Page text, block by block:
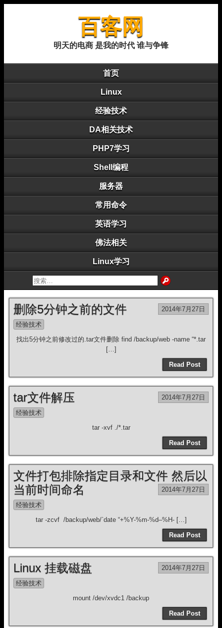
百客网
明天的电商 是我的时代 谁与争锋
首页
Linux
经验技术
DA相关技术
PHP7学习
Shell编程
服务器
常用命令
英语学习
佛法相关
Linux学习
删除5分钟之前的文件 2014年7月27日
经验技术
找出5分钟之前修改过的.tar文件删除 find /backup/web -name “*.tar
[…]
Read Post
tar文件解压 2014年7月27日
经验技术
tar -xvf ./*.tar
Read Post
文件打包排除指定目录和文件 然后以
当前时间命名
2014年7月27日
经验技术
tar -zcvf /backup/web/`date “+%Y-%m-%d–%H- […]
Read Post
Linux 挂载磁盘 2014年7月27日
经验技术
mount /dev/xvdc1 /backup
Read Post